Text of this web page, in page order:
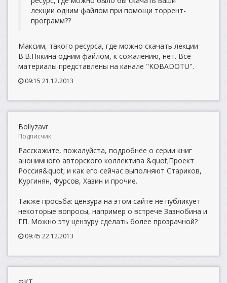
лекции одним файлом при помощи торрент-
программ??
Максим, такого ресурса, где можно скачать лекции
В.В.Пякина одним файлом, к сожалению, нет. Все
материалы представлены на канале "KOBADOTU".
09:15 21.12.2013
Bollyzavr
Подписчик
Расскажите, пожалуйста, подробнее о серии книг
анонимного авторского коллектива &quot;Проект
Россия&quot; и как его сейчас выполняют Стариков,
Кургинян, Фурсов, Хазин и прочие.
Также просьба: цензура на этом сайте не публикует
некоторые вопросы, например о встрече Зазнобина и
ГП. Можно эту цензуру сделать более прозрачной?
09:45 22.12.2013